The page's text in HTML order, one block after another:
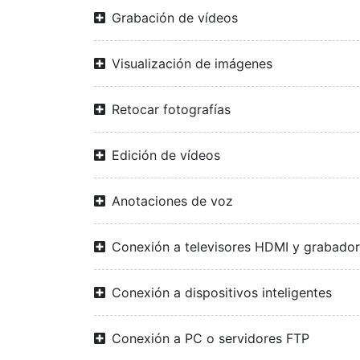
Grabación de vídeos
Visualización de imágenes
Retocar fotografías
Edición de vídeos
Anotaciones de voz
Conexión a televisores HDMI y
Conexión a dispositivos inteligentes
Conexión a PC o servidores FTP